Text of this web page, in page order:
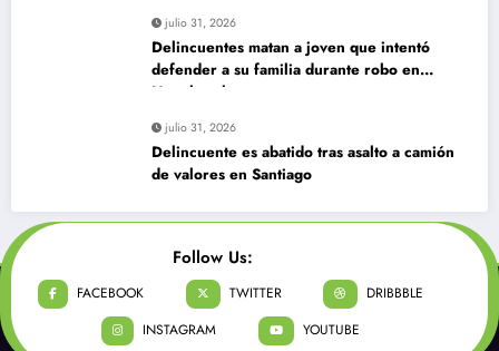
julio 31, 2026
Delincuentes matan a joven que intentó
defender a su familia durante robo en
Huechuraba
julio 31, 2026
Delincuente es abatido tras asalto a camión
de valores en Santiago
Follow Us:
FACEBOOK TWITTER
DRIBBBLE
INSTAGRAM
YOUTUBE